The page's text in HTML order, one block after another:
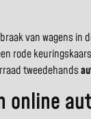
van wagens
rode
tweedehands
online